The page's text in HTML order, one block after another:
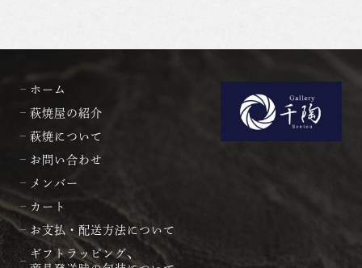
ホーム
萩焼屋の紹介
萩焼について
お問い合わせ
メンバー
カート
お支払・配送方法について
ギフトラッピング、